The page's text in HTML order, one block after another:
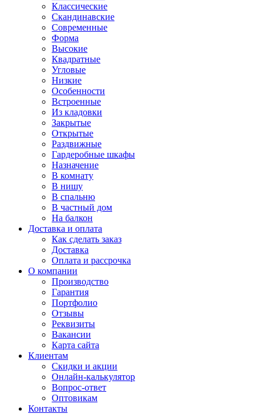
Классические
Скандинавские
Современные
Форма
Высокие
Квадратные
Угловые
Низкие
Особенности
Встроенные
Из кладовки
Закрытые
Открытые
Раздвижные
Гардеробные шкафы
Назначение
В комнату
В нишу
В спальню
В частный дом
На балкон
Доставка и оплата
Как сделать заказ
Доставка
Оплата и рассрочка
О компании
Производство
Гарантия
Портфолио
Отзывы
Реквизиты
Вакансии
Карта сайта
Клиентам
Скидки и акции
Онлайн-калькулятор
Вопрос-ответ
Оптовикам
Контакты